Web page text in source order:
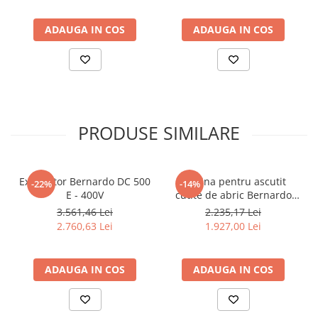
ADAUGA IN COS ADAUGA IN COS
PRODUSE SIMILARE
-22%
Exhaustor Bernardo DC 500
E - 400V
3.561,46 Lei
2.760,63 Lei
ADAUGA IN COS
-14%
Masina pentru ascutit
cutite de abric Bernardo
HMS 600
2.235,17 Lei
1.927,00 Lei
ADAUGA IN COS